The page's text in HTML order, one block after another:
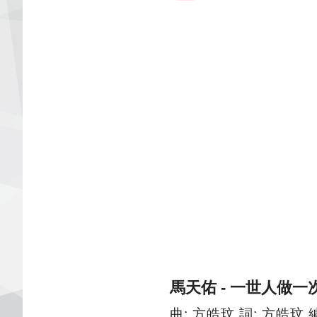
馬天佑 - 一世人做一
曲: 方皓玟 詞: 方皓玟